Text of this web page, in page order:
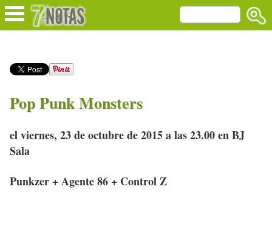
Pop Punk Monsters
el viernes, 23 de octubre de 2015 a las 23.00 en BJ
Sala
Punkzer + Agente 86 + Control Z